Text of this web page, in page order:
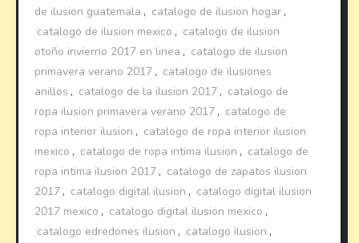
de ilusion guatemala , catalogo de ilusion hogar ,
catalogo de ilusion mexico , catalogo de ilusion
otoño invierno 2017 en linea , catalogo de ilusion
primavera verano 2017 , catalogo de ilusiones
anillos , catalogo de la ilusion 2017 , catalogo de
ropa ilusion primavera verano 2017 , catalogo de
ropa interior ilusion , catalogo de ropa interior ilusion
mexico , catalogo de ropa intima ilusion , catalogo de
ropa intima ilusion 2017 , catalogo de zapatos ilusion
2017 , catalogo digital ilusion , catalogo digital ilusion
2017 mexico , catalogo digital ilusion mexico ,
catalogo edredones ilusion , catalogo ilusion ,